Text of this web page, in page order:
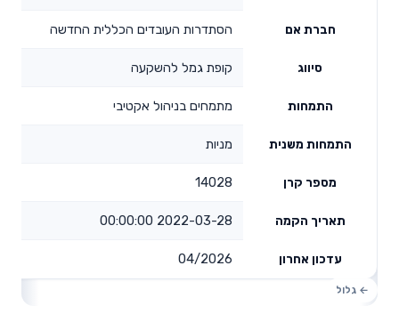
חברת אם הסתדרות העובדים הכללית החדשה
סיווג קופת גמל להשקעה
התמחות מתמחים בניהול אקטיבי
התמחות משנית מניות
מספר קרן 14028
תאריך הקמה 2022-03-28 00:00:00
עדכון אחרון 04/2026